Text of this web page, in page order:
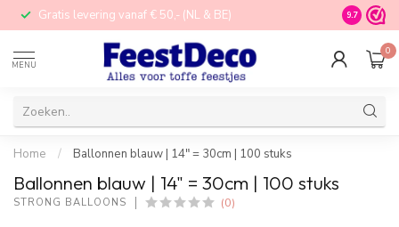
Gratis levering vanaf € 50,- (NL & BE) STORE in
9.7
MENU
0
Home / Ballonnen blauw | 14" = 30cm | 100 stuks
Ballonnen blauw | 14" = 30cm | 100 stuks
STRONG BALLOONS (0)